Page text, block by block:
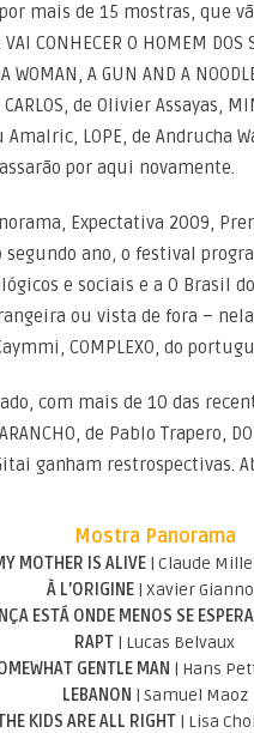
mais de 15 mostras, que
CONHECER O HOMEM DOS
A GUN AND A
de Olivier Assayas,
Amalric, LOPE, de
por aqui novamente.
Expectativa 2009,
segundo ano, o festival
e sociais e a O Brasil
ou vista de fora – nela
COMPLEXO, do
com mais de 10 das
de Pablo Trapero,
ganham restrospectivas.
Mostra Panorama
MOTHER IS ALIVE | Claude
À L’ORIGINE| Xavier
ESTÁ ONDE MENOS SE ESPERA
RAPT | Lucas Belvaux
GENTLE MAN | Hans
LEBANON | Samuel Maoz
KIDS ARE ALL RIGHT| Lisa